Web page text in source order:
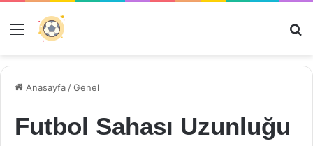
Menü
Anasayfa /Genel
Futbol Sahası Uzunluğu